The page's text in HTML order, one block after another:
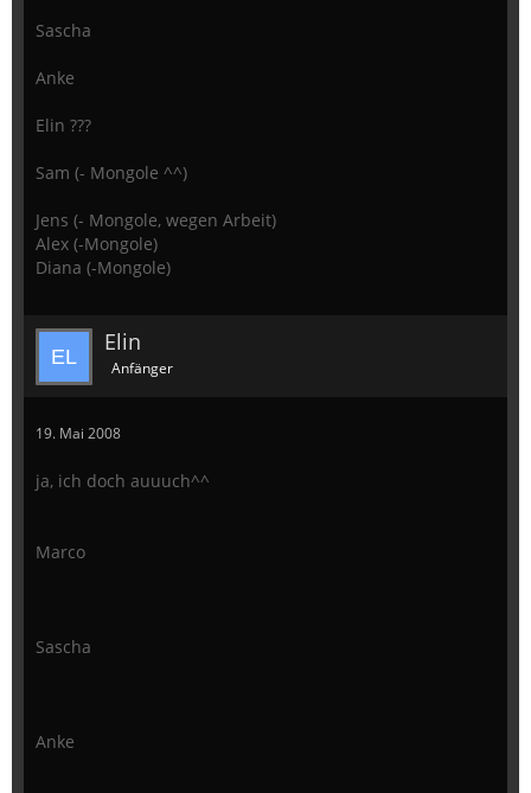
Sascha
Anke
Elin ???
Sam (- Mongole ^^)
Jens (- Mongole, wegen Arbeit)
Alex (-Mongole)
Diana (-Mongole)
Elin
Anfänger
19. Mai 2008
ja, ich doch auuuch^^
Marco
Sascha
Anke